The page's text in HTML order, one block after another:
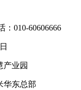
010-60606666
产业园
华东总部